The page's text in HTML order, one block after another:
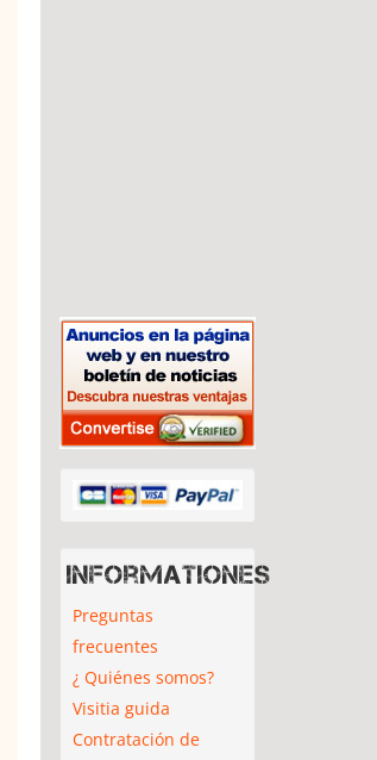
Informationes
Preguntas
frecuentes
¿ Quiénes somos?
Visitia guida
Contratación de